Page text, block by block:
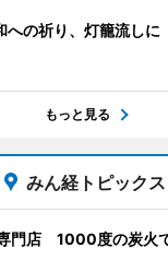
への祈り、灯籠流しに
もっと見る
みん経トピックス
門店 1000度の炭火